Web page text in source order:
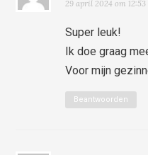
29 april 2024 om 12:53
Super leuk!
Ik doe graag
Voor mijn
Beantwoorden